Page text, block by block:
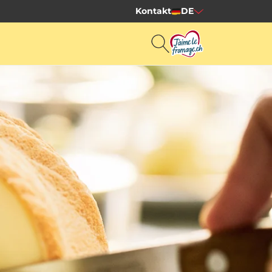
Kontakt DE